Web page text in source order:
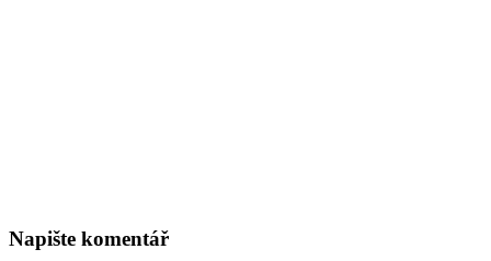
Napište komentář